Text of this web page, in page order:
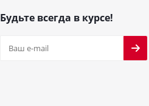
Будьте всегда в курсе!